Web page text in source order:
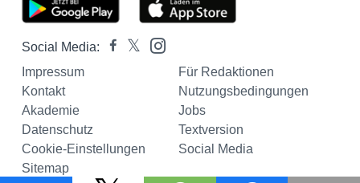
Social Media:
Impressum
Für Redaktionen
Kontakt
Nutzungsbedingungen
Akademie
Jobs
Datenschutz
Textversion
Cookie-Einstellungen
Social Media
Sitemap